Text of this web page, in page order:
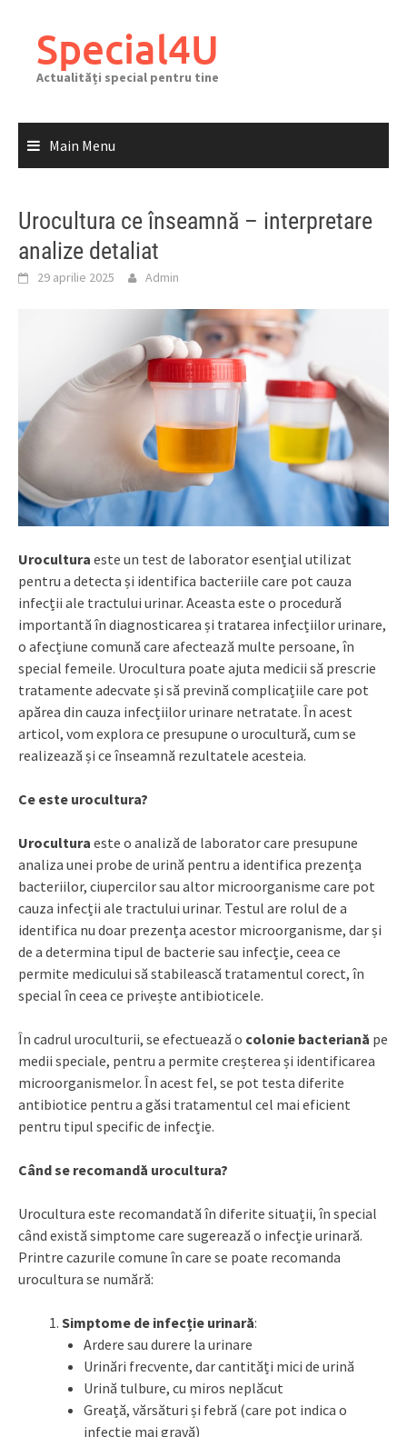
contentSpecial4U
Actualități special pentru tine
Main Menu
Urocultura ce înseamnă – interpretare
analize detaliat
29 aprilie 2025 Admin
Urocultura este un test de laborator esențial utilizat
pentru a detecta și identifica bacteriile care pot cauza
infecții ale tractului urinar. Aceasta este o procedură
importantă în diagnosticarea și tratarea infecțiilor urinare,
o afecțiune comună care afectează multe persoane, în
special femeile. Urocultura poate ajuta medicii să prescrie
tratamente adecvate și să prevină complicațiile care pot
apărea din cauza infecțiilor urinare netratate. În acest
articol, vom explora ce presupune o urocultură, cum se
realizează și ce înseamnă rezultatele acesteia.
Ce este urocultura?
Urocultura este o analiză de laborator care presupune
analiza unei probe de urină pentru a identifica prezența
bacteriilor, ciupercilor sau altor microorganisme care pot
cauza infecții ale tractului urinar. Testul are rolul de a
identifica nu doar prezența acestor microorganisme, dar și
de a determina tipul de bacterie sau infecție, ceea ce
permite medicului să stabilească tratamentul corect, în
special în ceea ce privește antibioticele.
În cadrul uroculturii, se efectuează o colonie bacteriană pe
medii speciale, pentru a permite creșterea și identificarea
microorganismelor. În acest fel, se pot testa diferite
antibiotice pentru a găsi tratamentul cel mai eficient
pentru tipul specific de infecție.
Când se recomandă urocultura?
Urocultura este recomandată în diferite situații, în special
când există simptome care sugerează o infecție urinară.
Printre cazurile comune în care se poate recomanda
urocultura se numără:
Simptome de infecție urinară:
Ardere sau durere la urinare
Urinări frecvente, dar cantități mici de urină
Urină tulbure, cu miros neplăcut
Greață, vărsături și febră (care pot indica o
infecție mai gravă)